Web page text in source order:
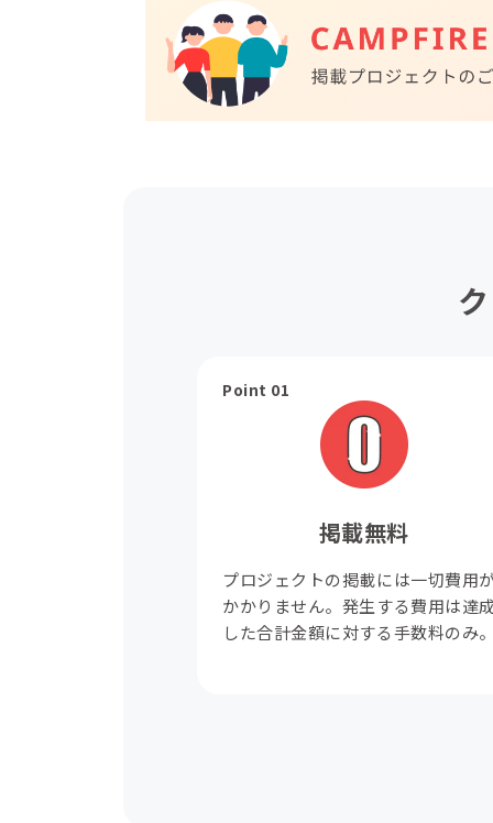
Point 01
掲載無料
プロジェクトの掲載には一切費用
かかりません。発生する費用は達
した合計金額に対する手数料のみ